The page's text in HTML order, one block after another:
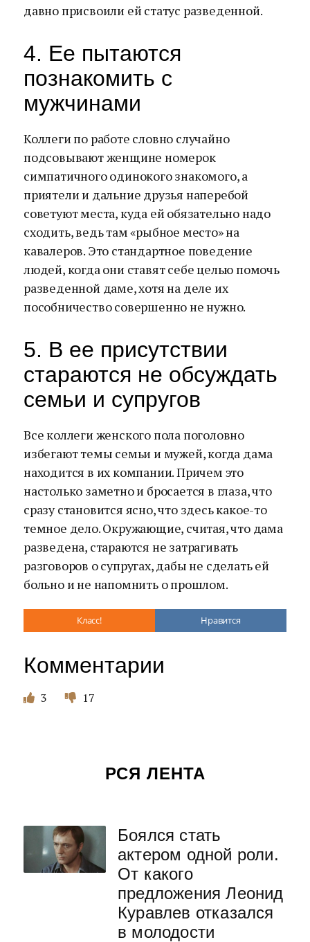
давно присвоили ей статус разведенной.
4. Ее пытаются
познакомить с
мужчинами
Коллеги по работе словно случайно
подсовывают женщине номерок
симпатичного одинокого знакомого, а
приятели и дальние друзья наперебой
советуют места, куда ей обязательно надо
сходить, ведь там «рыбное место» на
кавалеров. Это стандартное поведение
людей, когда они ставят себе целью помочь
разведенной даме, хотя на деле их
пособничество совершенно не нужно.
5. В ее присутствии
стараются не обсуждать
семьи и супругов
Все коллеги женского пола поголовно
избегают темы семьи и мужей, когда дама
находится в их компании. Причем это
настолько заметно и бросается в глаза, что
сразу становится ясно, что здесь какое-то
темное дело. Окружающие, считая, что дама
разведена, стараются не затрагивать
разговоров о супругах, дабы не сделать ей
больно и не напомнить о прошлом.
Класс! Нравится
Комментарии
3 17
РСЯ ЛЕНТА
Боялся стать
актером одной роли.
От какого
предложения Леонид
Куравлев отказался
в молодости